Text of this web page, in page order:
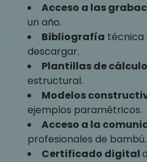
Acceso a las
un año.
Bibliografía técnica
descargar.
Plantillas de
estructural.
Modelos
ejemplos paramétricos.
Acceso a la
profesionales de bambú.
Certificado digital